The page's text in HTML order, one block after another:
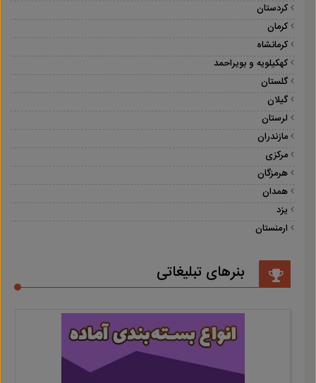
کردستان
کرمان
کرمانشاه
کهکیلویه و بویراحمد
گلستان
گیلان
لرستان
مازندران
مرکزی
هرمزگان
همدان
یزد
ارمنستان
بنرهای تبلیغاتی